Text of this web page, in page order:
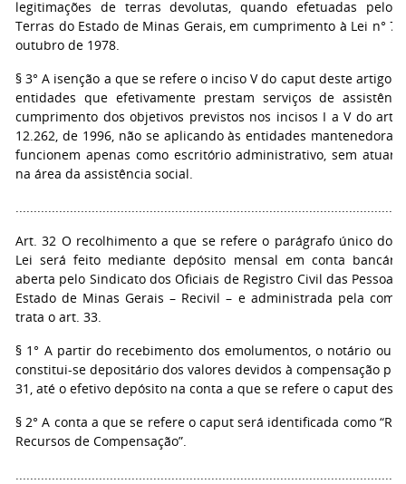
legitimações de terras devolutas, quando efetuadas pelo
Terras do Estado de Minas Gerais, em cumprimento à Lei n°
outubro de 1978.
§ 3° A isenção a que se refere o inciso V do caput deste artigo
entidades que efetivamente prestam serviços de
cumprimento dos objetivos previstos nos incisos I a V do art.
12.262, de 1996, não se aplicando às entidades mantenedoras
funcionem apenas como escritório administrativo, sem atuar
na área da assistência social.
Art. 32 O recolhimento a que se refere o parágrafo único do
Lei será feito mediante depósito mensal em conta
aberta pelo Sindicato dos Oficiais de Registro Civil das
Estado de Minas Gerais – Recivil – e administrada pela
trata o art. 33.
§ 1° A partir do recebimento dos emolumentos, o notário ou
constitui-se depositário dos valores devidos à compensação
31, até o efetivo depósito na conta a que se refere o caput
§ 2° A conta a que se refere o caput será identificada como
Recursos de Compensação”.